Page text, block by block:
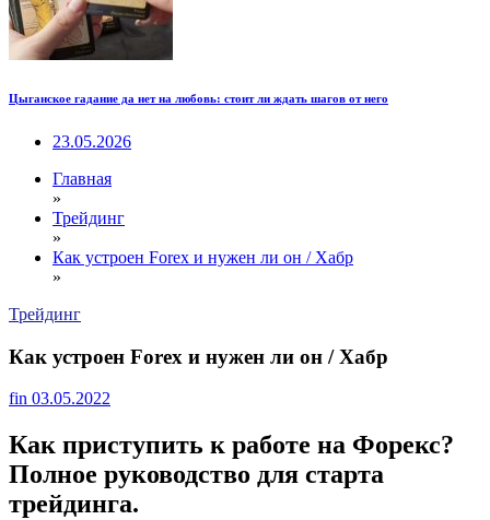
Цыганское гадание да нет на любовь: стоит ли ждать шагов от него
23.05.2026
Главная
»
Трейдинг
»
Как устроен Forex и нужен ли он / Хабр
»
Трейдинг
Как устроен Forex и нужен ли он / Хабр
fin 03.05.2022
Как приступить к работе на Форекс?
Полное руководство для старта
трейдинга.